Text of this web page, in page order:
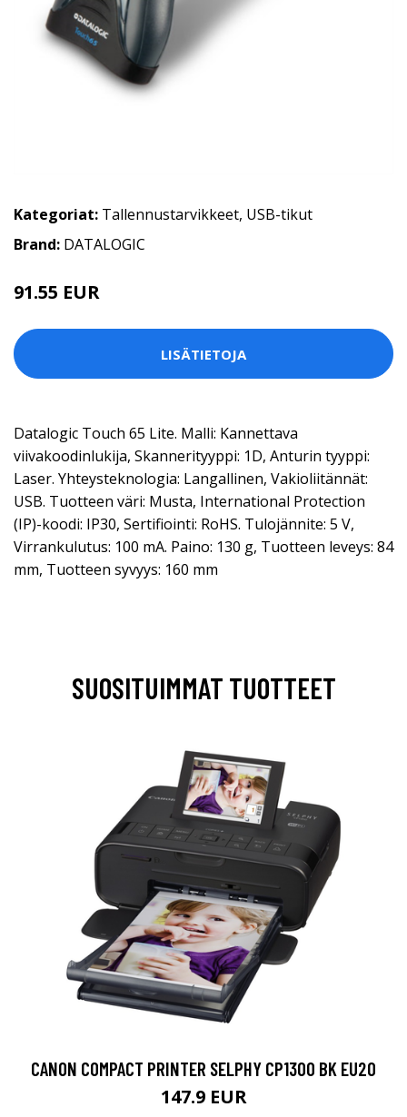
Kategoriat: Tallennustarvikkeet, USB-tikut
Brand: DATALOGIC
91.55 EUR
LISÄTIETOJA
Datalogic Touch 65 Lite. Malli: Kannettava
viivakoodinlukija, Skannerityyppi: 1D, Anturin tyyppi:
Laser. Yhteysteknologia: Langallinen, Vakioliitännät:
USB. Tuotteen väri: Musta, International Protection
(IP)-koodi: IP30, Sertifiointi: RoHS. Tulojännite: 5 V,
Virrankulutus: 100 mA. Paino: 130 g, Tuotteen leveys: 84
mm, Tuotteen syvyys: 160 mm
SUOSITUIMMAT TUOTTEET
CANON COMPACT PRINTER SELPHY CP1300 BK EU20
147.9 EUR